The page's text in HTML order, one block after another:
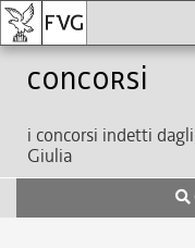
Concorsi
i concorsi indetti
Giulia